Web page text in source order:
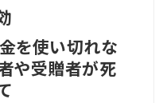
を使い切れな
や受贈者が死